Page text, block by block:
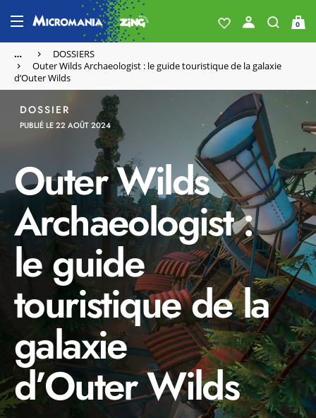
0
…
DOSSIERS
Outer Wilds Archaeologist : le guide touristique de la galaxie
d’Outer Wilds
DOSSIER
PUBLIÉ LE 22 AOÛT 2024
Outer Wilds
Archaeologist :
le guide
touristique de la
galaxie
d’Outer WildsCrédit : Annapurna Interactive